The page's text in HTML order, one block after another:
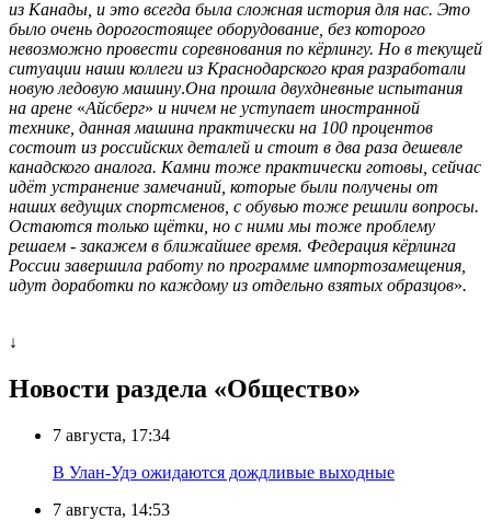
из Канады, и это всегда была сложная история для нас. Это
было очень дорогостоящее оборудование, без которого
невозможно провести соревнования по кёрлингу. Но в текущей
ситуации наши коллеги из Краснодарского края разработали
новую ледовую машину.Она прошла двухдневные испытания
на арене «Айсберг» и ничем не уступает иностранной
технике, данная машина практически на 100 процентов
состоит из российских деталей и стоит в два раза дешевле
канадского аналога. Камни тоже практически готовы, сейчас
идёт устранение замечаний, которые были получены от
наших ведущих спортсменов, с обувью тоже решили вопросы.
Остаются только щётки, но с ними мы тоже проблему
решаем - закажем в ближайшее время. Федерация кёрлинга
России завершила работу по программе импортозамещения,
идут доработки по каждому из отдельно взятых образцов».
↓
Новости раздела «Общество»
7 августа, 17:34
В Улан-Удэ ожидаются дождливые выходные
7 августа, 14:53